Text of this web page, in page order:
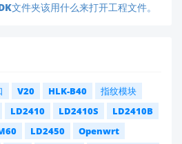
文件夹该用什么来打开工程文件。
V20 HLK-B40
指纹模块
LD2410 LD2410S
LD2410B
LD2450
Openwrt